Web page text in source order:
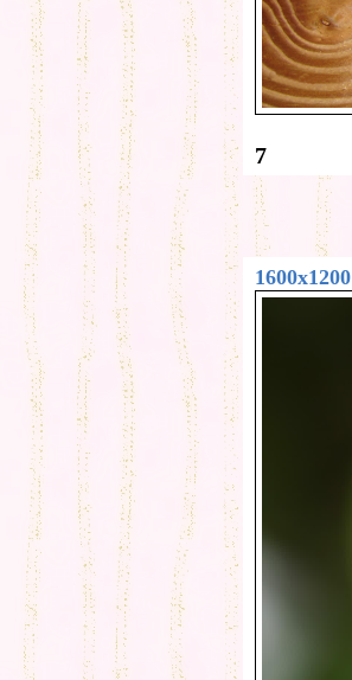
7
1600x1200